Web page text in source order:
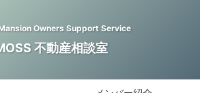
Owners Support Service
不動産相談室